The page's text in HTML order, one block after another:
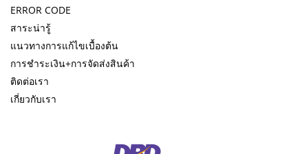
ERROR CODE
สาระน่ารู้
แนวทางการแก้ไขเบื้องต้น
การชำระเงิน+การจัดส่งสินค้า
ติดต่อเรา
เกี่ยวกับเรา